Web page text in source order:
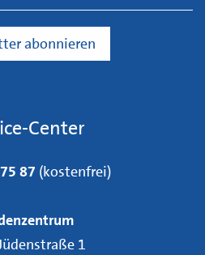
Center
87 (kostenfrei)
1